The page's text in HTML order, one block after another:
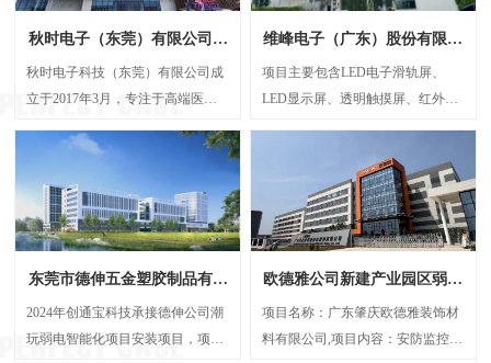
秋时电子（东莞）有限公司弱
电智能化项目案例
秋时电子科技（东莞）有限公司成
立于2017年3月，专注于高端医疗
范围包括生产、设计、研发、技术
备、光学设备、计量检验设备及零
配件、精密仪器设备及其零配件
电智能化承接方，主要负责建设
UPS后备电源系统、UPS动环监测
系统、楼层弱电井配电建设等等
维峰电子（广东）股份有限公
司弱电智能化项目案例
项目主要包含LED电子滑轨屏、
LED显示屏、透明触摸屏、红外触
琐、呈现单一等问题，将展厅的多
个显示屏打造成一个既可统一协作
又能独立展示的智能视觉网络。
东莞市德伸五金塑胶制品有限
2024年创通宝科技承接德伸公司潮
玩弱电智能化项目安装项目，项目
欧德雅公司新建产业园区弱电
项目名称：广东肇庆欧德雅装饰材
料有限公司,项目内容：安防监控系